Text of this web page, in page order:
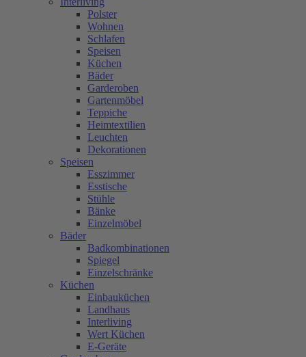
Polster
Wohnen
Schlafen
Speisen
Küchen
Bäder
Garderoben
Gartenmöbel
Teppiche
Heimtextilien
Leuchten
Dekorationen
Speisen
Esszimmer
Esstische
Stühle
Bänke
Einzelmöbel
Bäder
Badkombinationen
Spiegel
Einzelschränke
Küchen
Einbauküchen
Landhaus
Interliving
Wert Küchen
E-Geräte